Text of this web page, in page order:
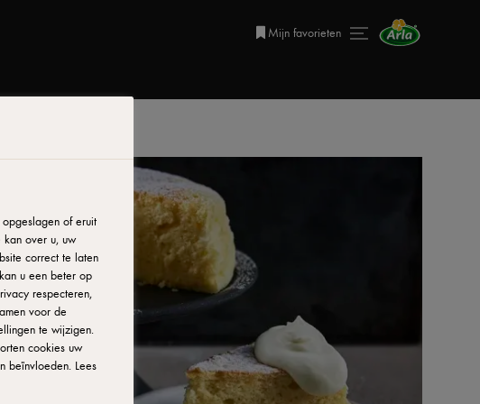
Mijn favorieten
of eruit
over u, uw
correct te laten
u een beter op
respecteren,
voor de
te wijzigen.
cookies uw
beïnvloeden. Lees